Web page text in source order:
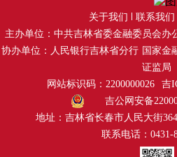
关于我们 联系我们
主办单位：中共吉林省委金融委员会办
协办单位：人民银行吉林省分行 国家金
证监局
网站标识码：2200000026
吉
吉公网安备
地址：吉林省长春市人民大街
联系电话：0431-